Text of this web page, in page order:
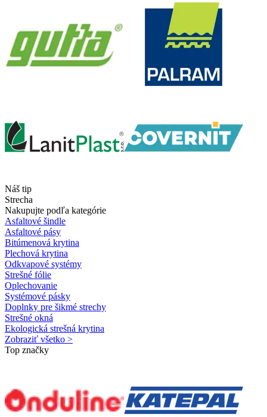
Náš tip
Strecha
Nakupujte podľa kategórie
Asfaltové šindle
Asfaltové pásy
Bitúmenová krytina
Plechová krytina
Odkvapové systémy
Strešné fólie
Oplechovanie
Systémové pásky
Doplnky pre šikmé strechy
Strešné okná
Ekologická strešná krytina
Zobraziť všetko >
Top značky